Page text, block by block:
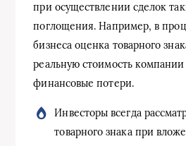
при осуществлении сделок
поглощения. Например, в
бизнеса оценка товарного
реальную стоимость компании
финансовые потери.
Инвесторы всегда
товарного знака при